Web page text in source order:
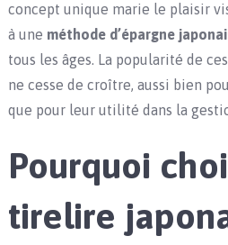
concept unique marie le plaisir
à une méthode d’épargne
tous les âges. La popularité de
ne cesse de croître, aussi bien
que pour leur utilité dans la
Pourquoi
tirelire